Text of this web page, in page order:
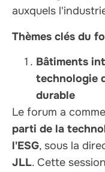
auxquels
Thèmes clés du
Bâtiments
technologie
durable
Le forum a
parti de la
l'ESG, sous la
JLL. Cette